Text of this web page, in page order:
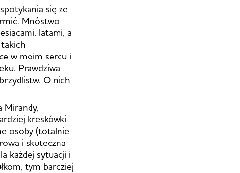
się ze
Mnóstwo
latami, a
takich
w moim sercu i
Prawdziwa
O nich
Mirandy,
kreskówki
osoby (totalnie
i skuteczna
każdej sytuacji i
tym bardziej